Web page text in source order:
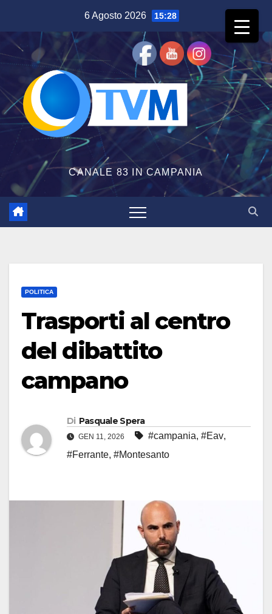
contenuto
6 Agosto 2026 15:28
CANALE 83 IN CAMPANIA
POLITICA
Trasporti al centro
del dibattito
campano
Di Pasquale Spera
GEN 11, 2026 #campania, #Eav,
#Ferrante, #Montesanto